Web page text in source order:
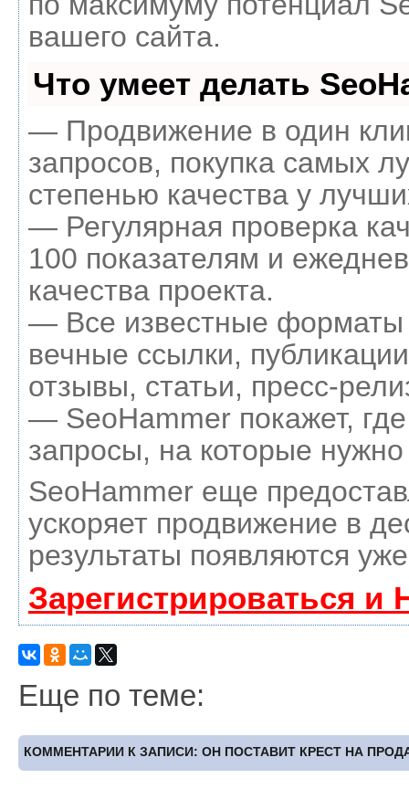
вашего сайта.
Что умеет делать
— Продвижение в один
запросов, покупка самых
степенью качества у
— Регулярная проверка
100 показателям и
качества проекта.
— Все известные форматы
вечные ссылки,
отзывы, статьи, пресс-
— SeoHammer покажет,
запросы, на которые
SeoHammer еще
ускоряет продвижение в
результаты появляются
Зарегистрироваться и
Еще по теме:
КОММЕНТАРИИ К ЗАПИСИ: ОН ПОСТАВИТ КРЕСТ НА